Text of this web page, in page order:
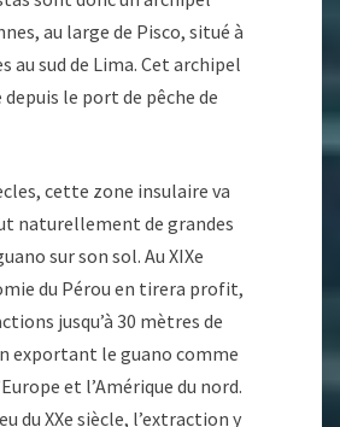
au large de Pisco, situé à
au sud de Lima. Cet archipel
le port de pêche de
cette zone insulaire va
naturellement de grandes
sur son sol. Au XIXe
du Pérou en tirera profit,
jusqu’à 30 mètres de
exportant le guano comme
et l’Amérique du nord.
du XXe siècle, l’extraction y